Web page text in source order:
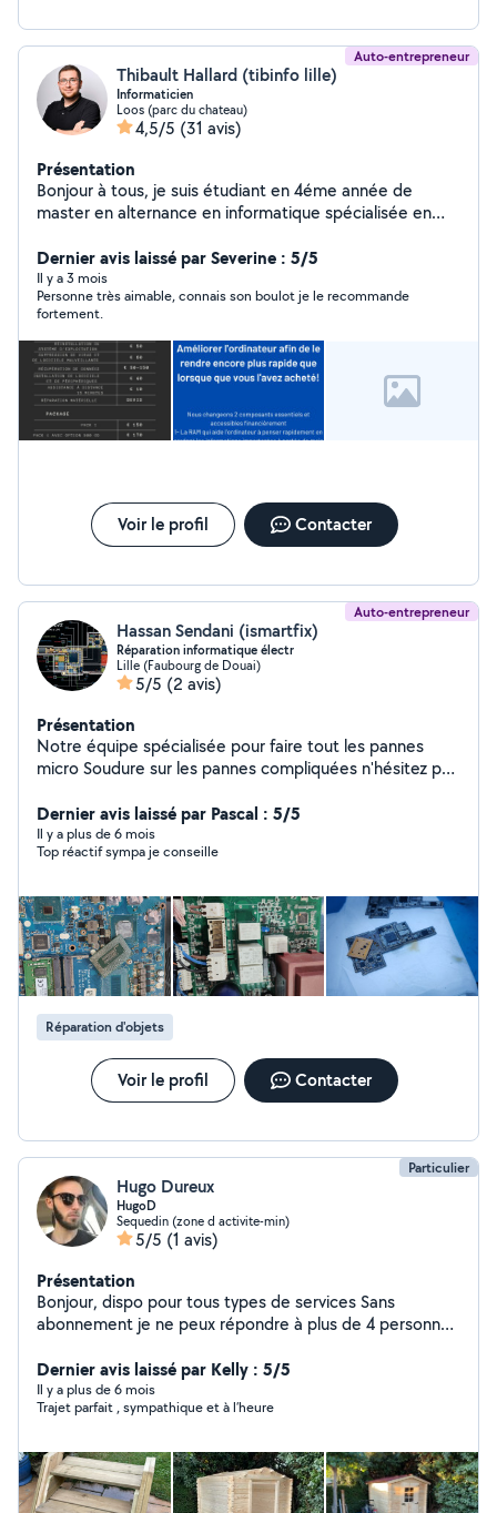
Auto-entrepreneur
Thibault Hallard (tibinfo lille)
Informaticien
Loos (parc du chateau)
4,5/5 (31 avis)
Présentation
Bonjour à tous, je suis étudiant en 4éme année de
master en alternance en informatique spécialisée en
à votre service pour de la réparation d'ordinateurs,
amélioration, conseil a l'achat optimisation de réseaux
domicile et installation de poste télétravail.
Dernier avis laissé par Severine : 5/5
Il y a 3 mois
Personne très aimable, connais son boulot je le recommande
fortement.
Voir le profil Contacter
Auto-entrepreneur
Hassan Sendani (ismartfix)
Réparation informatique électr
Lille (Faubourg de Douai)
5/5 (2 avis)
Présentation
Notre équipe spécialisée pour faire tout les pannes
micro Soudure sur les pannes compliquées n'hésitez pas
Dernier avis laissé par Pascal : 5/5
Il y a plus de 6 mois
Top réactif sympa je conseille
Réparation d'objets
Voir le profil Contacter
Particulier
Hugo Dureux
HugoD
Sequedin (zone d activite-min)
5/5 (1 avis)
Présentation
Bonjour, dispo pour tous types de services Sans
abonnement je ne peux répondre à plus de 4 personnes
demande pour que je puisse vous contacter
Dernier avis laissé par Kelly : 5/5
Il y a plus de 6 mois
Trajet parfait , sympathique et à l’heure